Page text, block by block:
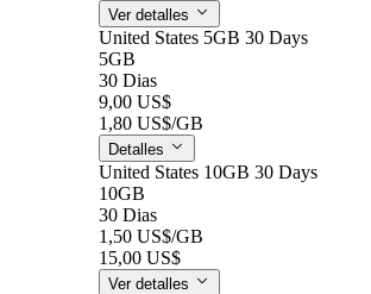
Ver detalles
United States 5GB 30 Days
5GB
30 Dias
9,00 US$
1,80 US$/GB
Detalles
United States 10GB 30 Days
10GB
30 Dias
1,50 US$/GB
15,00 US$
Ver detalles